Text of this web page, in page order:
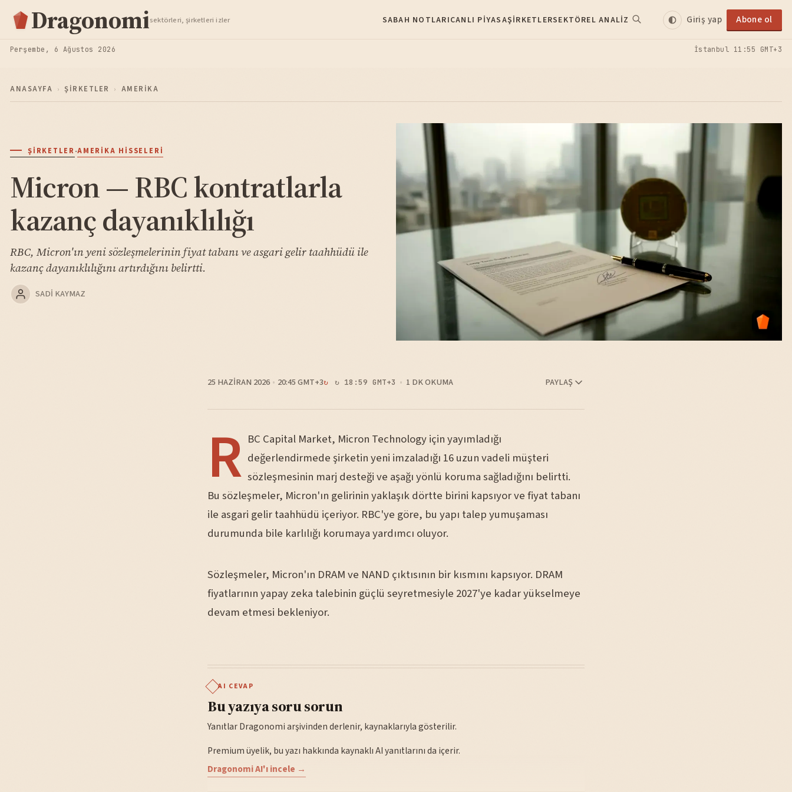
Dragonomisektörleri, şirketleri izler SABAH NOTLARICANLI PIYASAŞIRKETLERSEKTÖREL ANALIZ Giriş yap Abone ol
Perşembe, 6 Ağustos 2026 İstanbul 11:55 GMT+3
ANASAYFA › ŞIRKETLER › AMERIKA
ŞIRKETLER·AMERIKA HISSELERI
Micron — RBC kontratlarla
kazanç dayanıklılığı
RBC, Micron'ın yeni sözleşmelerinin fiyat tabanı ve asgari gelir taahhüdü ile
kazanç dayanıklılığını artırdığını belirtti.
SADI KAYMAZ
25 HAZIRAN 2026 20:45 GMT+3 ↻ 18:59 GMT+3 1 DK OKUMA PAYLAŞ
R BC Capital Market, Micron Technology için yayımladığı
değerlendirmede şirketin yeni imzaladığı 16 uzun vadeli müşteri
sözleşmesinin marj desteği ve aşağı yönlü koruma sağladığını belirtti.
Bu sözleşmeler, Micron'ın gelirinin yaklaşık dörtte birini kapsıyor ve fiyat tabanı
ile asgari gelir taahhüdü içeriyor. RBC'ye göre, bu yapı talep yumuşaması
durumunda bile karlılığı korumaya yardımcı oluyor.
Sözleşmeler, Micron'ın DRAM ve NAND çıktısının bir kısmını kapsıyor. DRAM
fiyatlarının yapay zeka talebinin güçlü seyretmesiyle 2027'ye kadar yükselmeye
devam etmesi bekleniyor.
AI CEVAP
Bu yazıya soru sorun
Yanıtlar Dragonomi arşivinden derlenir, kaynaklarıyla gösterilir.
Premium üyelik, bu yazı hakkında kaynaklı AI yanıtlarını da içerir.
Dragonomi AI'ı incele →